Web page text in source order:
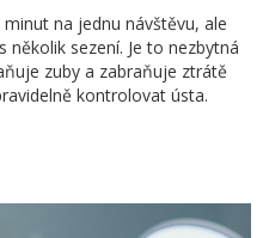
na jednu návštěvu, ale
sezení. Je to nezbytná
zuby a zabraňuje ztrátě
kontrolovat ústa.